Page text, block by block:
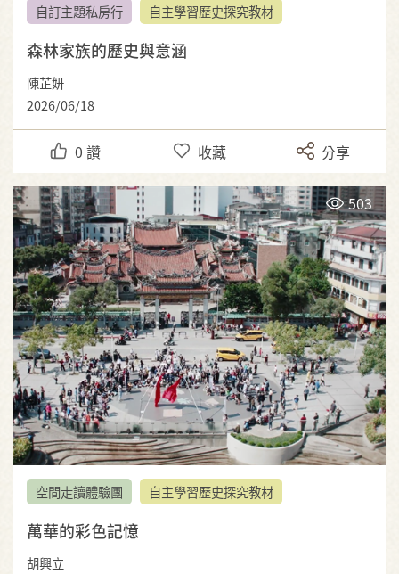
自訂主題私房行 自主學習歷史探究教材
森林家族的歷史與意涵
陳芷妍
2026/06/18
0 讚 收藏 分享
503
空間走讀體驗團 自主學習歷史探究教材
萬華的彩色記憶
胡興立